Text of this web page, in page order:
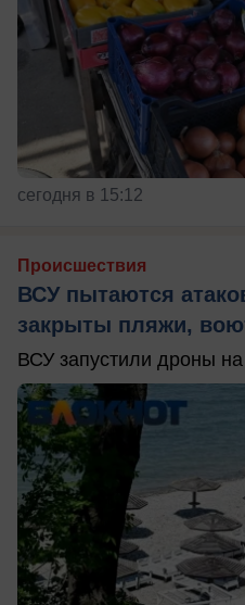
сегодня в 15:12
Происшествия
ВСУ пытаются
закрыты пляжи,
ВСУ запустили дроны